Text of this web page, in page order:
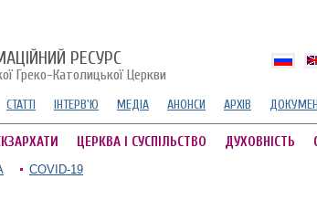
РЕСУРС
Греко-Католицької Церкви
СТАТТІ ІНТЕРВ'Ю МЕДІА АНОНСИ АРХІВ
ЦЕРКВА І СУСПІЛЬСТВО ДУХОВНІСТЬ
COVID-19